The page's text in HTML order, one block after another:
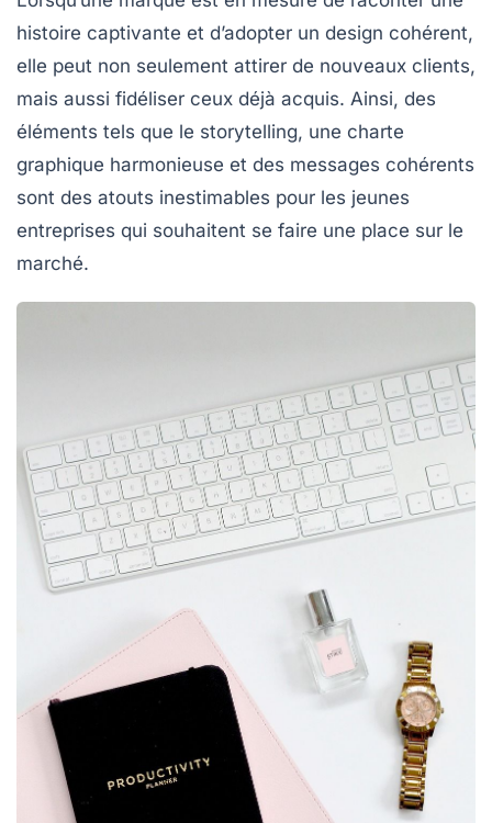
histoire captivante et d’adopter un design cohérent,
elle peut non seulement attirer de nouveaux clients,
mais aussi fidéliser ceux déjà acquis. Ainsi, des
éléments tels que le storytelling, une charte
graphique harmonieuse et des messages cohérents
sont des atouts inestimables pour les jeunes
entreprises qui souhaitent se faire une place sur le
marché.